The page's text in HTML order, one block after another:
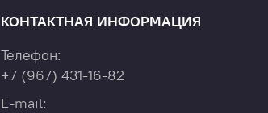
КОНТАКТНАЯ ИНФОРМАЦИЯ
Телефон:
+7 (967) 431-16-82
E-mail: